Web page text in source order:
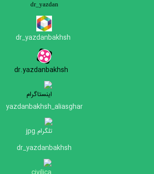
dr_yazdan
dr_yazdanbakhsh
yazdanbakhsh_aliasghar
dr_yazdanbakhsh